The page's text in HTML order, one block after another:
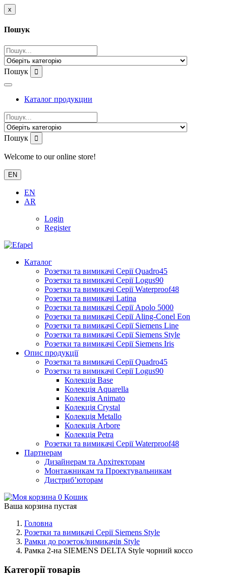
x
Пошук
Пошук
Каталог продукции
Пошук
Welcome to our online store!
EN
EN
AR
Login
Register
Каталог
Розетки та вимикачі Серії Quadro45
Розетки та вимикачі Серії Logus90
Розетки та вимикачі Серії Waterproof48
Розетки та вимикачі Latina
Розетки та вимикачі Серії Apolo 5000
Розетки та вимикачі Серії Aling-Conel Eon
Розетки та вимикачі Серії Siemens Line
Розетки та вимикачі Серії Siemens Style
Розетки та вимикачі Серії Siemens Iris
Опис продукції
Розетки та вимикачі Серії Quadro45
Розетки та вимикачі Серії Logus90
Колекція Base
Колекція Aquarella
Колекція Animato
Колекція Crystal
Колекція Metallo
Колекція Arbore
Колекція Petra
Розетки та вимикачі Серії Waterproof48
Партнерам
Дизайнерам та Архітекторам
Монтажникам та Проектувальникам
Дистриб’юторам
0 Кошик
Ваша корзина пустая
Головна
Розетки та вимикачі Серії Siemens Style
Рамки до розеток/вимикачів Style
Рамка 2-на SIEMENS DELTA Style чорний коссо
Категорії товарів